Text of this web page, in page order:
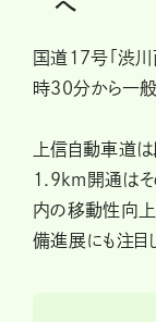
へ
国道17号「渋
時30分から一
上信自動車道
1.9km開通はそ
内の移動性向
備進展にも注目